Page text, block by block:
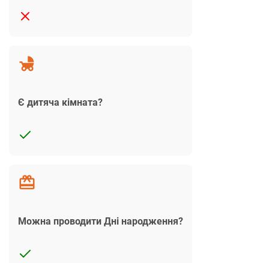
Є дитяча кімната?
Можна проводити Дні народження?